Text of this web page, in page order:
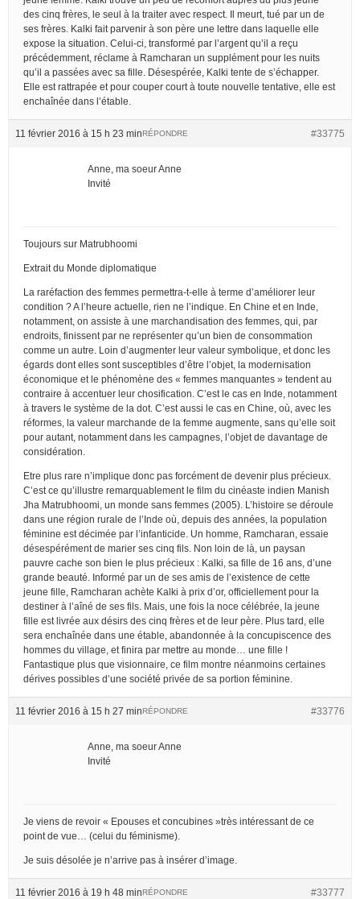
des cinq frères, le seul à la traiter avec respect. Il meurt, tué par un de
ses frères. Kalki fait parvenir à son père une lettre dans laquelle elle
expose la situation. Celui-ci, transformé par l’argent qu’il a reçu
précédemment, réclame à Ramcharan un supplément pour les nuits
qu’il a passées avec sa fille. Désespérée, Kalki tente de s’échapper.
Elle est rattrapée et pour couper court à toute nouvelle tentative, elle est
enchaînée dans l’étable.
11 février 2016 à 15 h 23 min #33775
RÉPONDRE
Anne, ma soeur Anne
Invité
Toujours sur Matrubhoomi
Extrait du Monde diplomatique
La raréfaction des femmes permettra-t-elle à terme d’améliorer leur
condition ? A l’heure actuelle, rien ne l’indique. En Chine et en Inde,
notamment, on assiste à une marchandisation des femmes, qui, par
endroits, finissent par ne représenter qu’un bien de consommation
comme un autre. Loin d’augmenter leur valeur symbolique, et donc les
égards dont elles sont susceptibles d’être l’objet, la modernisation
économique et le phénomène des « femmes manquantes » tendent au
contraire à accentuer leur chosification. C’est le cas en Inde, notamment
à travers le système de la dot. C’est aussi le cas en Chine, où, avec les
réformes, la valeur marchande de la femme augmente, sans qu’elle soit
pour autant, notamment dans les campagnes, l’objet de davantage de
considération.
Etre plus rare n’implique donc pas forcément de devenir plus précieux.
C’est ce qu’illustre remarquablement le film du cinéaste indien Manish
Jha Matrubhoomi, un monde sans femmes (2005). L’histoire se déroule
dans une région rurale de l’Inde où, depuis des années, la population
féminine est décimée par l’infanticide. Un homme, Ramcharan, essaie
désespérément de marier ses cinq fils. Non loin de là, un paysan
pauvre cache son bien le plus précieux : Kalki, sa fille de 16 ans, d’une
grande beauté. Informé par un de ses amis de l’existence de cette
jeune fille, Ramcharan achète Kalki à prix d’or, officiellement pour la
destiner à l’aîné de ses fils. Mais, une fois la noce célébrée, la jeune
fille est livrée aux désirs des cinq frères et de leur père. Plus tard, elle
sera enchaînée dans une étable, abandonnée à la concupiscence des
hommes du village, et finira par mettre au monde… une fille !
Fantastique plus que visionnaire, ce film montre néanmoins certaines
dérives possibles d’une société privée de sa portion féminine.
11 février 2016 à 15 h 27 min #33776
RÉPONDRE
Anne, ma soeur Anne
Invité
Je viens de revoir « Epouses et concubines »très intéressant de ce
point de vue… (celui du féminisme).
Je suis désolée je n’arrive pas à insérer d’image.
11 février 2016 à 19 h 48 min #33777
RÉPONDRE